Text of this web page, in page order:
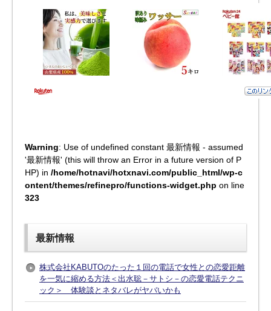
Warning: Use of undefined constant 最新情報 - assumed
'最新情報' (this will throw an Error in a future version of P
HP) in /home/hotnavi/hotxnavi.com/public_html/wp-c
ontent/themes/refinepro/functions-widget.php on line
323
最新情報
株式会社KABUTOのたった１回の電話で女性との恋愛距離
を一気に縮める方法＜出水聡－サトシ－の恋愛電話テクニ
ック＞ 体験談とネタバレがヤバいかも